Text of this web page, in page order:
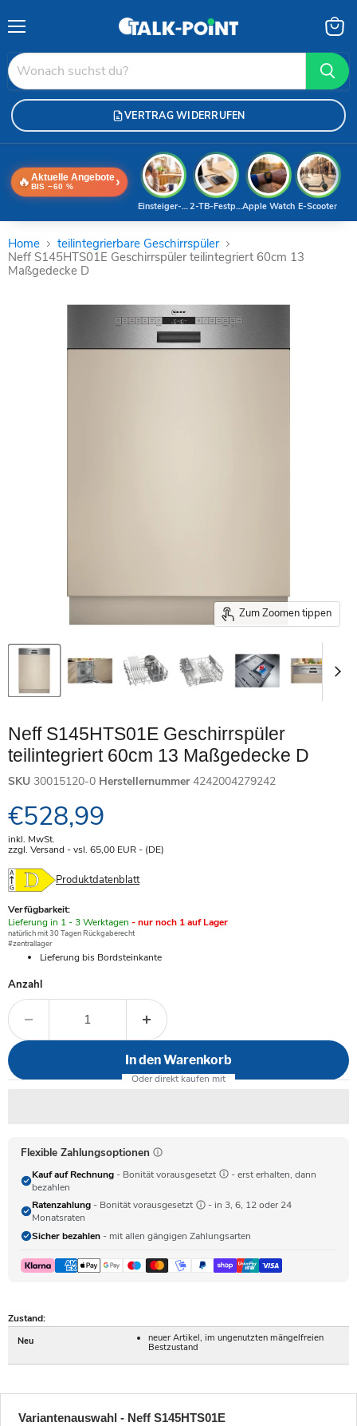
VERTRAG WIDERRUFEN
🔥 Aktuelle Angebote
BIS −60 % ›
E-Scooter
Apple Watch
2-TB-Festplatte
Einsteiger-Handy
Home
teilintegrierbare Geschirrspüler
Neff S145HTS01E Geschirrspüler teilintegriert 60cm 13
Maßgedecke D
Zum Zoomen tippen
Neff S145HTS01E Geschirrspüler
teilintegriert 60cm 13 Maßgedecke D
SKU 30015120-0 Herstellernummer 4242004279242
Aktueller Preis
€528,99
inkl. MwSt.
zzgl. Versand - vsl. 65,00 EUR- (DE)
Produktdatenblatt
Verfügbarkeit:
Verfügbar
-
Lieferung in 1 - 3 Werktagen - nur noch 1 auf Lager
natürlich mit 30 Tagen Rückgaberecht
#zentrallager
Lieferung bis Bordsteinkante
Anzahl
In den Warenkorb
Flexible Zahlungsoptionen
Kauf auf Rechnung - Bonität vorausgesetzt
- erst erhalten, dann
bezahlen
Ratenzahlung - Bonität vorausgesetzt
- in 3, 6, 12 oder 24
Monatsraten
Sicher bezahlen - mit allen gängigen Zahlungsarten
Zustand:
Neu
neuer Artikel, im ungenutzten mängelfreien
Bestzustand
Variantenauswahl - Neff S145HTS01E